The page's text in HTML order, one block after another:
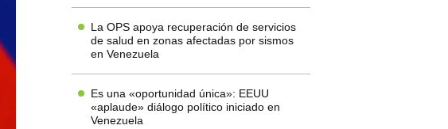
La OPS apoya recuperación de servicios
de salud en zonas afectadas por sismos
en Venezuela
Es una «oportunidad única»: EEUU
«aplaude» diálogo político iniciado en
Venezuela